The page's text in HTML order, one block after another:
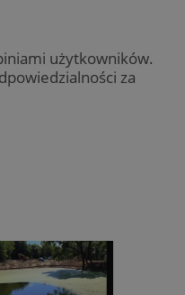
użytkowników.
za